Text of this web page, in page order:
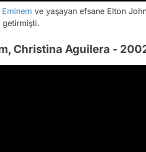
Eminem ve yaşayan efsane Elton
getirmişti.
Christina Aguilera -